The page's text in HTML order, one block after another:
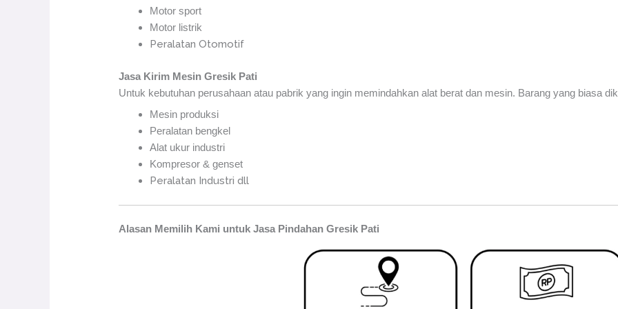
Motor sport
Motor listrik
Peralatan Otomotif
Jasa Kirim Mesin Gresik Pati
Untuk kebutuhan perusahaan atau pabrik yang ingin memindahkan alat berat dan mesin. Barang yang biasa
Mesin produksi
Peralatan bengkel
Alat ukur industri
Kompresor & genset
Peralatan Industri dll
Alasan Memilih Kami untuk Jasa Pindahan Gresik Pati